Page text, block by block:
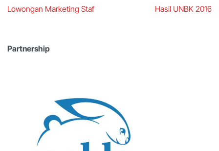
Post
Lowongan Marketing Staf Hasil UNBK 2016
Partnership